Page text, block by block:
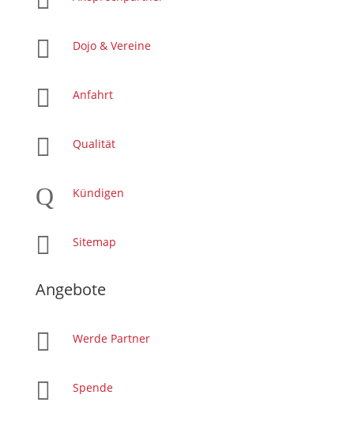
 Dojo & Vereine
 Anfahrt
 Qualität
Q Kündigen
 Sitemap
Angebote
 Werde Partner
 Spende